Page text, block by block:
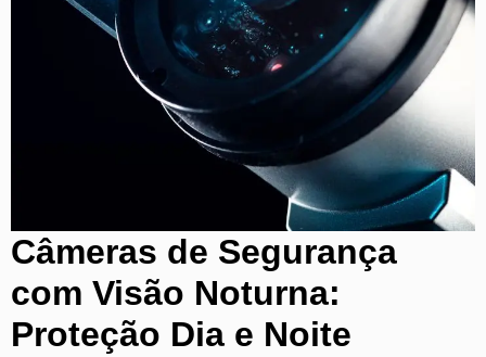
Câmeras de Segurança
com Visão Noturna:
Proteção Dia e Noite